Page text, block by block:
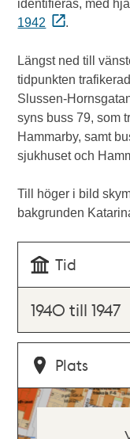
identifieras, med
1942
.
Längst ned till
tidpunkten
Slussen-
syns buss 79, som
Hammarby, samt
sjukhuset och
Till höger i bild
bakgrunden
Tid
1940 till 1947
Plats